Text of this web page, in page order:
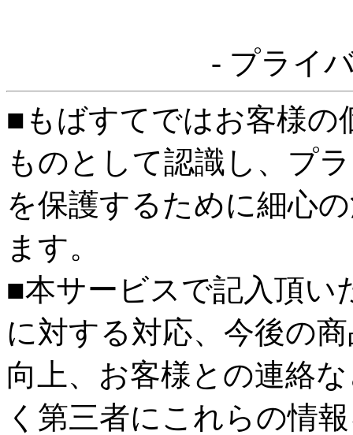
- プライ
■もばすてではお客様の
ものとして認識し、プ
を保護するために細心
ます。
■本サービスで記入頂い
に対する対応、今後の
向上、お客様との連絡
く第三者にこれらの情